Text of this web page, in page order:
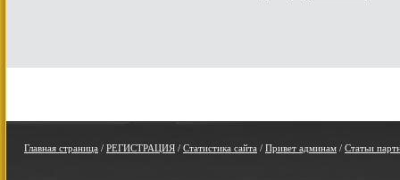
Главная страница / РЕГИСТРАЦИЯ / Статистика сайта / Привет админам / Статьи